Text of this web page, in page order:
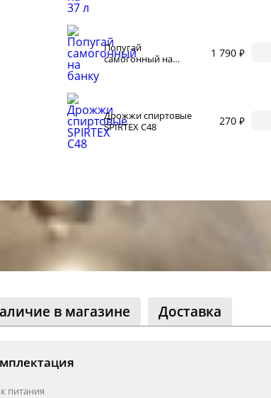
Попугай
самогонный на
1 790 ₽
Дрожжи спиртовые
SPIRTEX C48
270 ₽
в магазине Доставка
питания